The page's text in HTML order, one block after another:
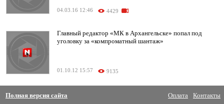
04.03.16 12:46 4429
Главный редактор «МК в Архангельске» попал под
уголовку за «компроматный шантаж»
01.10.12 15:57 9135
Полная версия сайта Оплата Контакты